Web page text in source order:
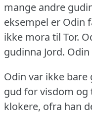
mange andre
eksempel er Odin
ikke mora til Tor.
gudinna Jord.
Odin var ikke
gud for visdom og
klokere, ofra han